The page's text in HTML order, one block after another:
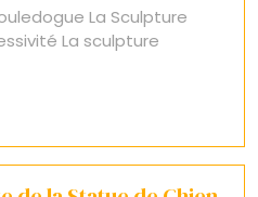
La Sculpture
La sculpture